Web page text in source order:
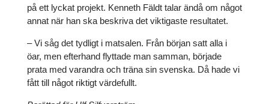
på ett lyckat projekt. Kenneth Fäldt talar ändå om något
annat när han ska beskriva det viktigaste resultatet.
– Vi såg det tydligt i matsalen. Från början satt alla i
öar, men efterhand flyttade man samman, började
prata med varandra och träna sin svenska. Då hade vi
fått till något riktigt värdefullt.